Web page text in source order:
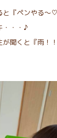
と『ペンやる～
・・・♪
が聞くと『雨！